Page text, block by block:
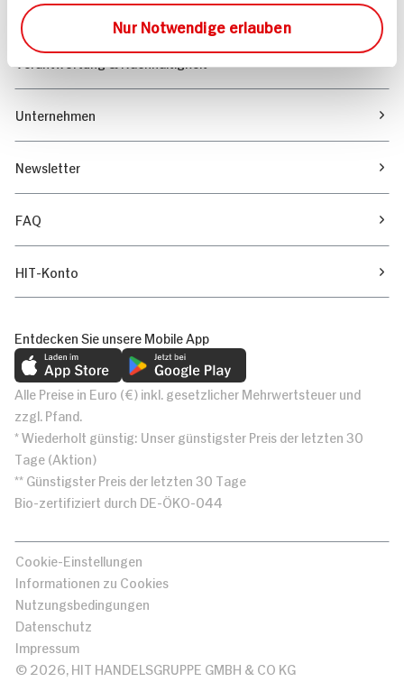
Nur Notwendige erlauben
Unser Magazin
Unternehmen
Newsletter
FAQ
HIT-Konto
Entdecken Sie unsere Mobile App
Alle Preise in Euro (€) inkl. gesetzlicher Mehrwertsteuer und
zzgl. Pfand.
* Wiederholt günstig: Unser günstigster Preis der letzten 30
Tage (Aktion)
** Günstigster Preis der letzten 30 Tage
Bio-zertifiziert durch DE-ÖKO-044
Cookie-Einstellungen
Informationen zu Cookies
Nutzungsbedingungen
Datenschutz
Impressum
© 2026, HIT HANDELSGRUPPE GMBH & CO KG